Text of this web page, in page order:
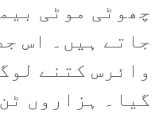
چھوٹی موٹی
جاتے ہیں۔ اس
وائرس کتنے
گیا۔ ہزاروں